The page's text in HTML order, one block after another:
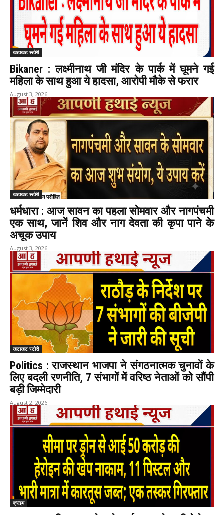
खटाखट स्टोरी
Bikaner : लक्ष्मीनाथ जी मंदिर के पार्क में घूमने गई
महिला के साथ हुआ ये हादसा, आरोपी मौके से फरार
August 3, 2026
खटाखट स्टोरी
धर्मधारा : आज सावन का पहला सोमवार और नागपंचमी
एक साथ, जानें शिव और नाग देवता की कृपा पाने के
अचूक उपाय
August 3, 2026
खटाखट स्टोरी
Politics : राजस्थान भाजपा ने संगठनात्मक चुनावों के
लिए बदली रणनीति, 7 संभागों में वरिष्ठ नेताओं को सौंपी
बड़ी जिम्मेदारी
August 2, 2026
क्राइम